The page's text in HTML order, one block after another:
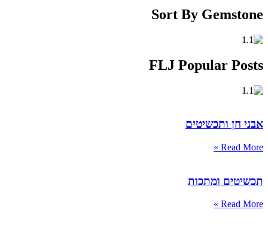
Sort By Gemstone
FLJ Popular Posts
אבני חן ותכשיטים
Read More »
תכשיטים ומתכות
Read More »